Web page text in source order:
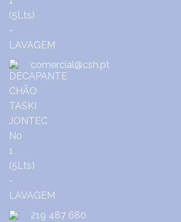
comercial@csh.pt
219 487 680